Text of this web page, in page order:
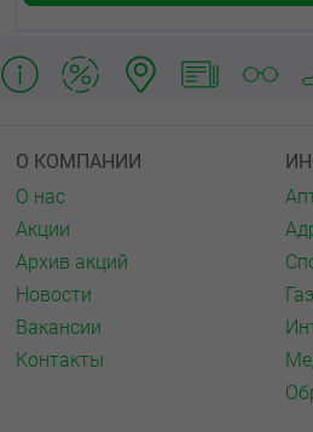
О КОМПАНИИ
О нас
Акции
Архив акций
Новости
Вакансии
Контакты